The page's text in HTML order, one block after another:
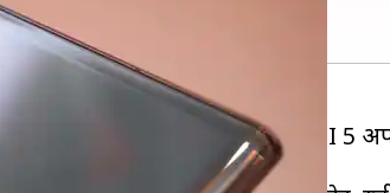
कई नए फीचर्स के साथ OneUI 5